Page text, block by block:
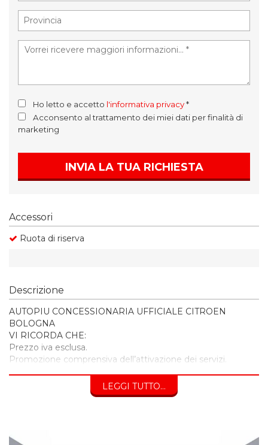
Ho letto e accetto l'informativa privacy*
Acconsento al trattamento dei miei dati per finalità di
marketing
INVIA LA TUA RICHIESTA
Accessori
Ruota di riserva
Descrizione
AUTOPIU CONCESSIONARIA UFFICIALE CITROEN
BOLOGNA
VI RICORDA CHE:
Prezzo iva esclusa.
Promozione comprensiva dell’attivazione dei servizi.
_ Franchigia rimborsata
LEGGI TUTTO...